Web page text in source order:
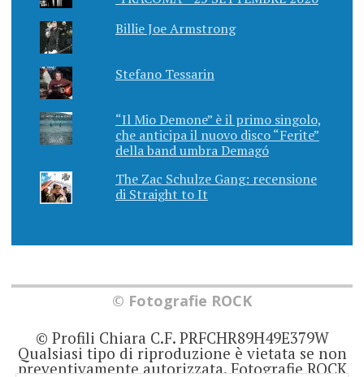
Billie Joe Armstrong
Stefano Tessarin
“Il Mio Demone” è il primo singolo,
che anticipa il nuovo disco “Ferite”
della band umbra Demagó
The Zac Schulze Gang: recensione
di Straight to It
© Fotografie ROCK
© Profili Chiara C.F. PRFCHR89H49E379W
Qualsiasi tipo di riproduzione è vietata se non
preventivamente autorizzata. Fotografie ROCK